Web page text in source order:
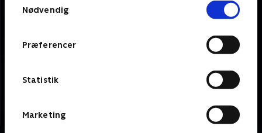
Nødvendig
Præferencer
Statistik
Marketing